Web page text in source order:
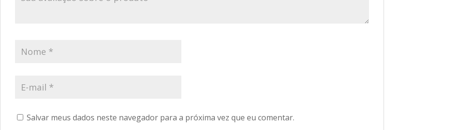
Salvar meus dados neste navegador para a próxima vez que eu comentar.